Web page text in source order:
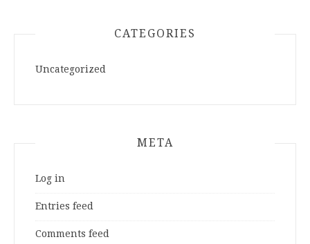
CATEGORIES
Uncategorized
META
Log in
Entries feed
Comments feed